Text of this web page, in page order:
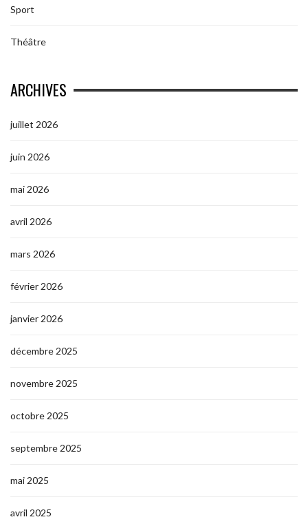
Sport
Théâtre
ARCHIVES
juillet 2026
juin 2026
mai 2026
avril 2026
mars 2026
février 2026
janvier 2026
décembre 2025
novembre 2025
octobre 2025
septembre 2025
mai 2025
avril 2025